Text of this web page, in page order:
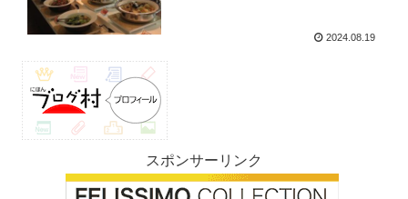
2024.08.19
スポンサーリンク